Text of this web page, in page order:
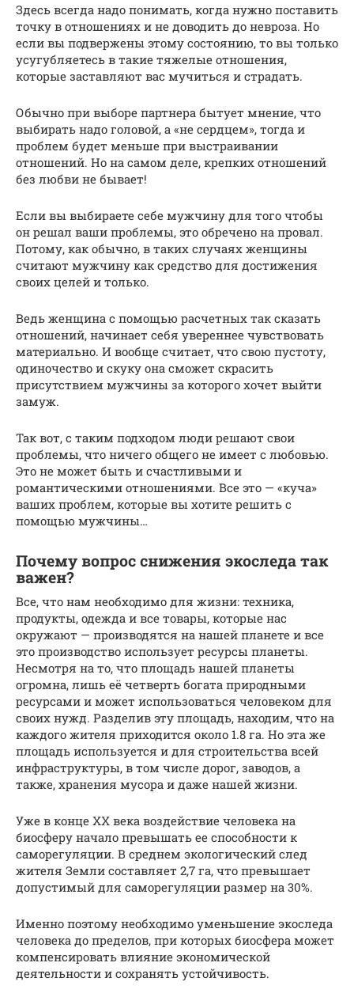
Здесь всегда надо понимать, когда нужно поставить
точку в отношениях и не доводить до невроза. Но
если вы подвержены этому состоянию, то вы только
усугубляетесь в такие тяжелые отношения,
которые заставляют вас мучиться и страдать.
Обычно при выборе партнера бытует мнение, что
выбирать надо головой, а «не сердцем», тогда и
проблем будет меньше при выстраивании
отношений. Но на самом деле, крепких отношений
без любви не бывает!
Если вы выбираете себе мужчину для того чтобы
он решал ваши проблемы, это обречено на провал.
Потому, как обычно, в таких случаях женщины
считают мужчину как средство для достижения
своих целей и только.
Ведь женщина с помощью расчетных так сказать
отношений, начинает себя увереннее чувствовать
материально. И вообще считает, что свою пустоту,
одиночество и скуку она сможет скрасить
присутствием мужчины за которого хочет выйти
замуж.
Так вот, с таким подходом люди решают свои
проблемы, что ничего общего не имеет с любовью.
Это не может быть и счастливыми и
романтическими отношениями. Все это — «куча»
ваших проблем, которые вы хотите решить с
помощью мужчины…
Почему вопрос снижения экоследа так
важен?
Все, что нам необходимо для жизни: техника,
продукты, одежда и все товары, которые нас
окружают — производятся на нашей планете и все
это производство использует ресурсы планеты.
Несмотря на то, что площадь нашей планеты
огромна, лишь её четверть богата природными
ресурсами и может использоваться человеком для
своих нужд. Разделив эту площадь, находим, что на
каждого жителя приходится около 1.8 га. Но эта же
площадь используется и для строительства всей
инфраструктуры, в том числе дорог, заводов, а
также, хранения мусора и даже нашей жизни.
Уже в конце ХХ века воздействие человека на
биосферу начало превышать ее способности к
саморегуляции. В среднем экологический след
жителя Земли составляет 2,7 га, что превышает
допустимый для саморегуляции размер на 30%.
Именно поэтому необходимо уменьшение экоследа
человека до пределов, при которых биосфера может
компенсировать влияние экономической
деятельности и сохранять устойчивость.